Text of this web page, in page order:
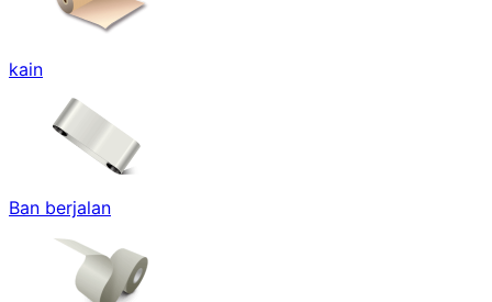
kain
Ban berjalan